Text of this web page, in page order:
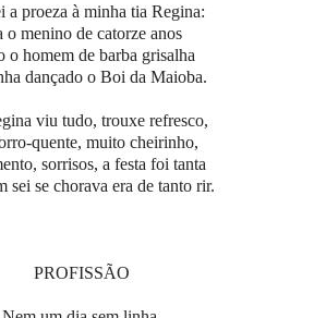
a proeza à minha tia Regina:
o menino de catorze anos
o homem de barba grisalha
dançado o Boi da Maioba.
viu tudo, trouxe refresco,
quente, muito cheirinho,
sorrisos, a festa foi tanta
sei se chorava era de tanto rir.
PROFISSÃO